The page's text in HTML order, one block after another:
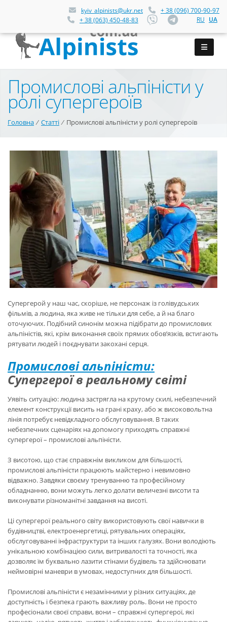
kyiv_alpinists@ukr.net
+ 38 (096) 700-90-97
+ 38 (063) 450-48-83
RU UA
Промислові альпіністи у
ролі супергероїв
Головна⁄ Статті⁄ Промислові альпіністи у ролі супергероїв
Супергерой у наш час, скоріше, не персонаж із голівудських
фільмів, а людина, яка живе не тільки для себе, а й на благо
оточуючих. Подібний синонім можна підібрати до промислових
альпіністів, які, крім виконання своїх прямих обов’язків, встигають
рятувати людей і поєднувати закохані серця.
Промислові альпіністи:
Супергерої в реальному світі
Уявіть ситуацію: людина застрягла на крутому скилі, небезпечний
елемент конструкції висить на грані краху, або ж високовольтна
лінія потребує невідкладного обслуговування. В таких
небезпечних сценаріях на допомогу приходять справжні
супергерої – промислові альпіністи.
З висотою, що стає справжнім викликом для більшості,
промислові альпіністи працюють майстерно і невимовно
відважно. Завдяки своєму тренуванню та професійному
обладнанню, вони можуть легко долати величезні висоти та
виконувати різноманітні завдання на висоті.
Ці супергерої реального світу використовують свої навички в
будівництві, електроенергетиці, рятувальних операціях,
обслуговуванні інфраструктури та інших галузях. Вони володіють
унікальною комбінацією сили, витривалості та точності, яка
дозволяє їм буквально лазити стінами будівель та здійснювати
неймовірні маневри в умовах, недоступних для більшості.
Промислові альпіністи є незамінними у різних ситуаціях, де
доступність і безпека грають важливу роль. Вони не просто
професіонали своєї справи, вони – справжні супергерої, які